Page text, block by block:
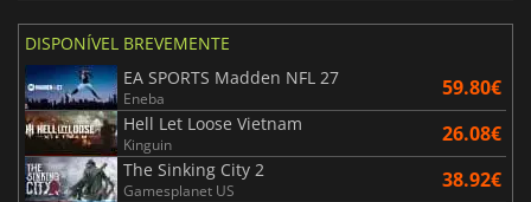
DISPONÍVEL BREVEMENTE
EA SPORTS Madden NFL 27
Eneba 59.80€
Hell Let Loose Vietnam
Kinguin 26.08€
The Sinking City 2
Gamesplanet US 38.92€